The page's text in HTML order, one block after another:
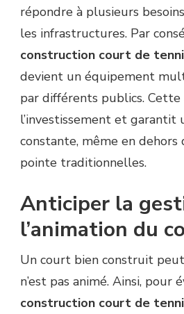
répondre à plusieurs
les infrastructures. Par
construction court de
devient un équipement
par différents publics.
l’investissement et
constante, même en dehors
pointe traditionnelles.
Anticiper la
l’animation du
Un court bien construit
n’est pas animé. Ainsi, pour
construction court de